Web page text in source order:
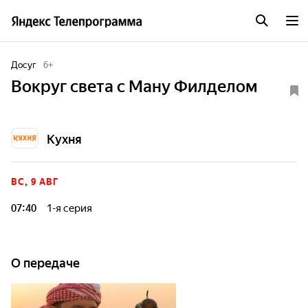
Досуг 6+
Вокруг света с Ману Филделом
Кухня
ВС, 9 АВГ
07:40 1-я серия
путешествие. И вот, наконец-то, он решился отправиться в
рецепты, отведать множество новых блюд и насладиться
ароматами, звуками, вкусами, обычаями и лучшими
О передаче